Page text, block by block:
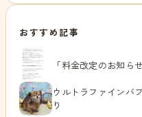
おすすめ記事
「料金改定のお知ら
ウルトラファインバ
り